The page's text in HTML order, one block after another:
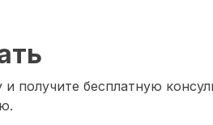
и получите бесплатную